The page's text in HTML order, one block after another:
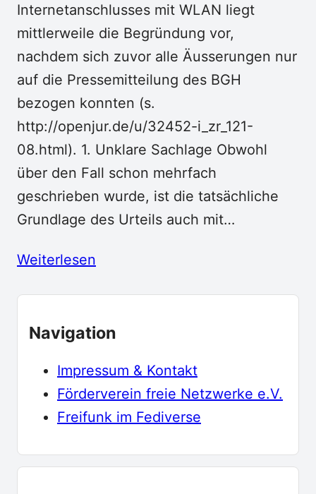
Internetanschlusses mit WLAN liegt
mittlerweile die Begründung vor,
nachdem sich zuvor alle Äusserungen nur
auf die Pressemitteilung des BGH
bezogen konnten (s.
http://openjur.de/u/32452-i_zr_121-
08.html). 1. Unklare Sachlage Obwohl
über den Fall schon mehrfach
geschrieben wurde, ist die tatsächliche
Grundlage des Urteils auch mit…
Weiterlesen
Navigation
Impressum & Kontakt
Förderverein freie Netzwerke e.V.
Freifunk im Fediverse